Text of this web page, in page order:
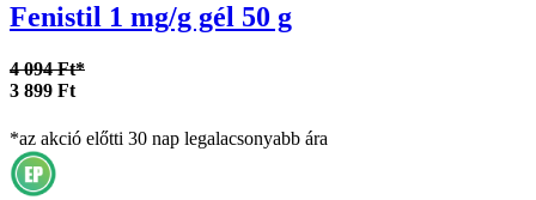
Fenistil 1 mg/g gél 50 g
4 094 Ft*
3 899 Ft
*az akció előtti 30 nap legalacsonyabb ára